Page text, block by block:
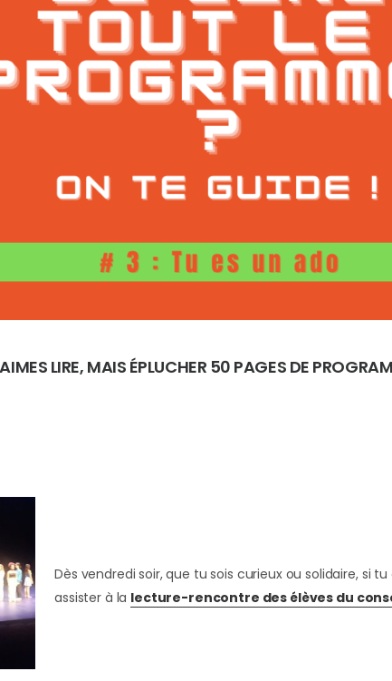
LIRE, MAIS ÉPLUCHER 50 PAGES DE
Dès vendredi soir, que tu sois curieux ou solidaire, si
assister à la lecture-rencontre des élèves du